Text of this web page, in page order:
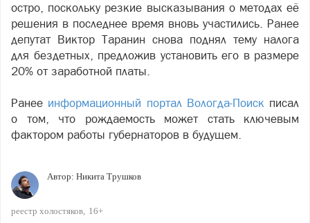
остро, поскольку резкие высказывания о методах её
решения в последнее время вновь участились. Ранее
депутат Виктор Таранин снова поднял тему налога
для бездетных, предложив установить его в размере
20% от заработной платы.
Ранее информационный портал Вологда-Поиск писал
о том, что рождаемость может стать ключевым
фактором работы губернаторов в будущем.
Автор: Никита Трушков
реестр холостяков 16+